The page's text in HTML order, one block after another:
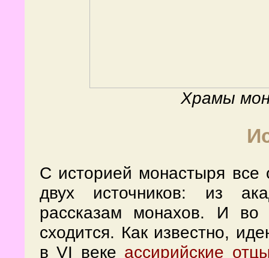
Храмы
С историей монастыря
двух источников: из
рассказам монахов. И
сходится. Как известно,
в VI веке ассирийские